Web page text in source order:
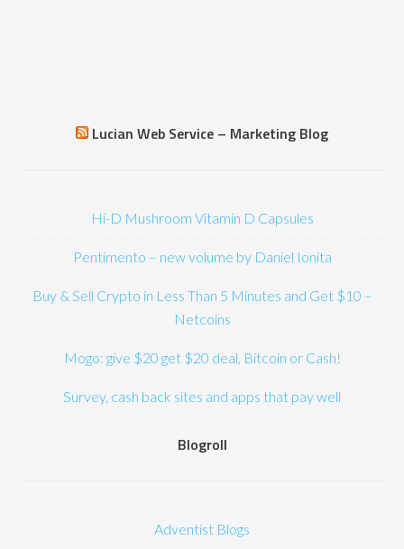
Lucian Web Service – Marketing Blog
Hi-D Mushroom Vitamin D Capsules
Pentimento – new volume by Daniel Ionita
Buy & Sell Crypto in Less Than 5 Minutes and Get $10 –
Netcoins
Mogo: give $20 get $20 deal, Bitcoin or Cash!
Survey, cash back sites and apps that pay well
Blogroll
Adventist Blogs